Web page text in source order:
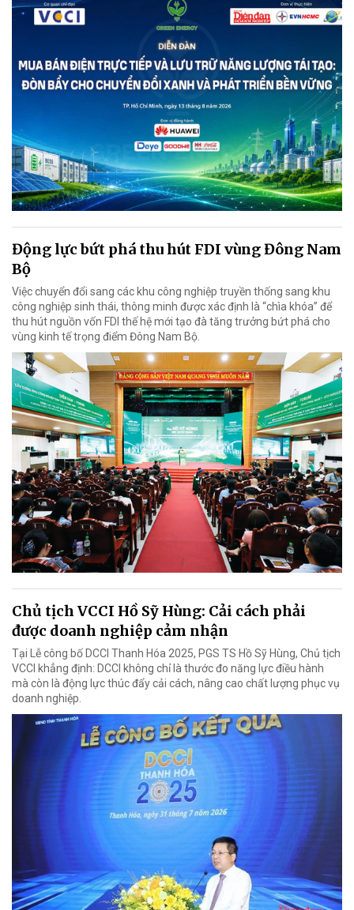
Động lực bứt phá thu hút FDI vùng Đông Nam
Bộ
Việc chuyển đổi sang các khu công nghiệp truyền thống sang khu
công nghiệp sinh thái, thông minh được xác định là “chìa khóa” để
thu hút nguồn vốn FDI thế hệ mới tạo đà tăng trưởng bứt phá cho
vùng kinh tế trọng điểm Đông Nam Bộ.
Chủ tịch VCCI Hồ Sỹ Hùng: Cải cách phải
được doanh nghiệp cảm nhận
Tại Lễ công bố DCCI Thanh Hóa 2025, PGS TS Hồ Sỹ Hùng, Chủ tịch
VCCI khẳng định: DCCI không chỉ là thước đo năng lực điều hành
mà còn là động lực thúc đẩy cải cách, nâng cao chất lượng phục vụ
doanh nghiệp.